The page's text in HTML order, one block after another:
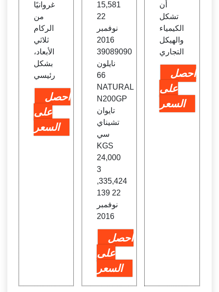
غروانيًا
من
الركام
ثلاثي
الأبعاد،
بشكل
رئيسي
احصل
على
السعر
15,581
22
نوفمبر
2016
39089090
نايلون
66
NATURAL
N200GP
تايوان
تشيناي
سي
KGS
24,000
3
,335,424
139 22
نوفمبر
2016
احصل
على
السعر
أن
تشكل
الكيمياء
والهيكل
التجاري
احصل
على
السعر